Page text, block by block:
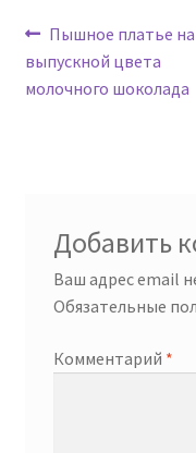
Навигация
по
Предыдущая
запись:
Пышное платье на
выпускной цвета
молочного шоколада
Добавить
Ваш адрес email
Обязательные
Комментарий *